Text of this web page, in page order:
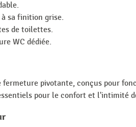
sa finition grise.
de toilettes.
WC dédiée.
fermeture pivotante, conçus pour
pour le confort et l'intimité